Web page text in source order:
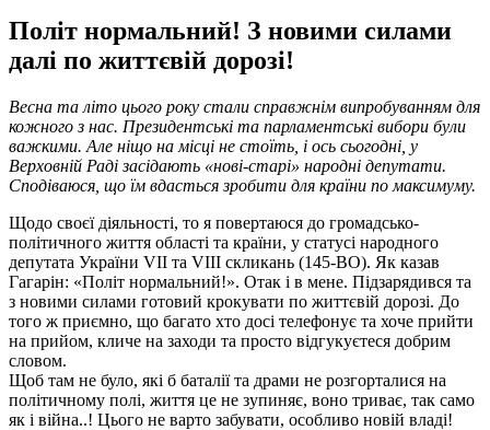
Політ нормальний! З новими силами
далі по життєвій дорозі!
Весна та літо цього року стали справжнім випробуванням для
кожного з нас. Президентські та парламентські вибори були
важкими. Але ніщо на місці не стоїть, і ось сьогодні, у
Верховній Раді засідають «нові-старі» народні депутати.
Сподіваюся, що їм вдасться зробити для країни по максимуму.
Щодо своєї діяльності, то я повертаюся до громадсько-
політичного життя області та країни, у статусі народного
депутата України VII та VIII скликань (145-ВО). Як казав
Гагарін: «Політ нормальний!». Отак і в мене. Підзарядився та
з новими силами готовий крокувати по життєвій дорозі. До
того ж приємно, що багато хто досі телефонує та хоче прийти
на прийом, кличе на заходи та просто відгукуєтеся добрим
словом.
Щоб там не було, які б баталії та драми не розгорталися на
політичному полі, життя це не зупиняє, воно триває, так само
як і війна..! Цього не варто забувати, особливо новій владі!